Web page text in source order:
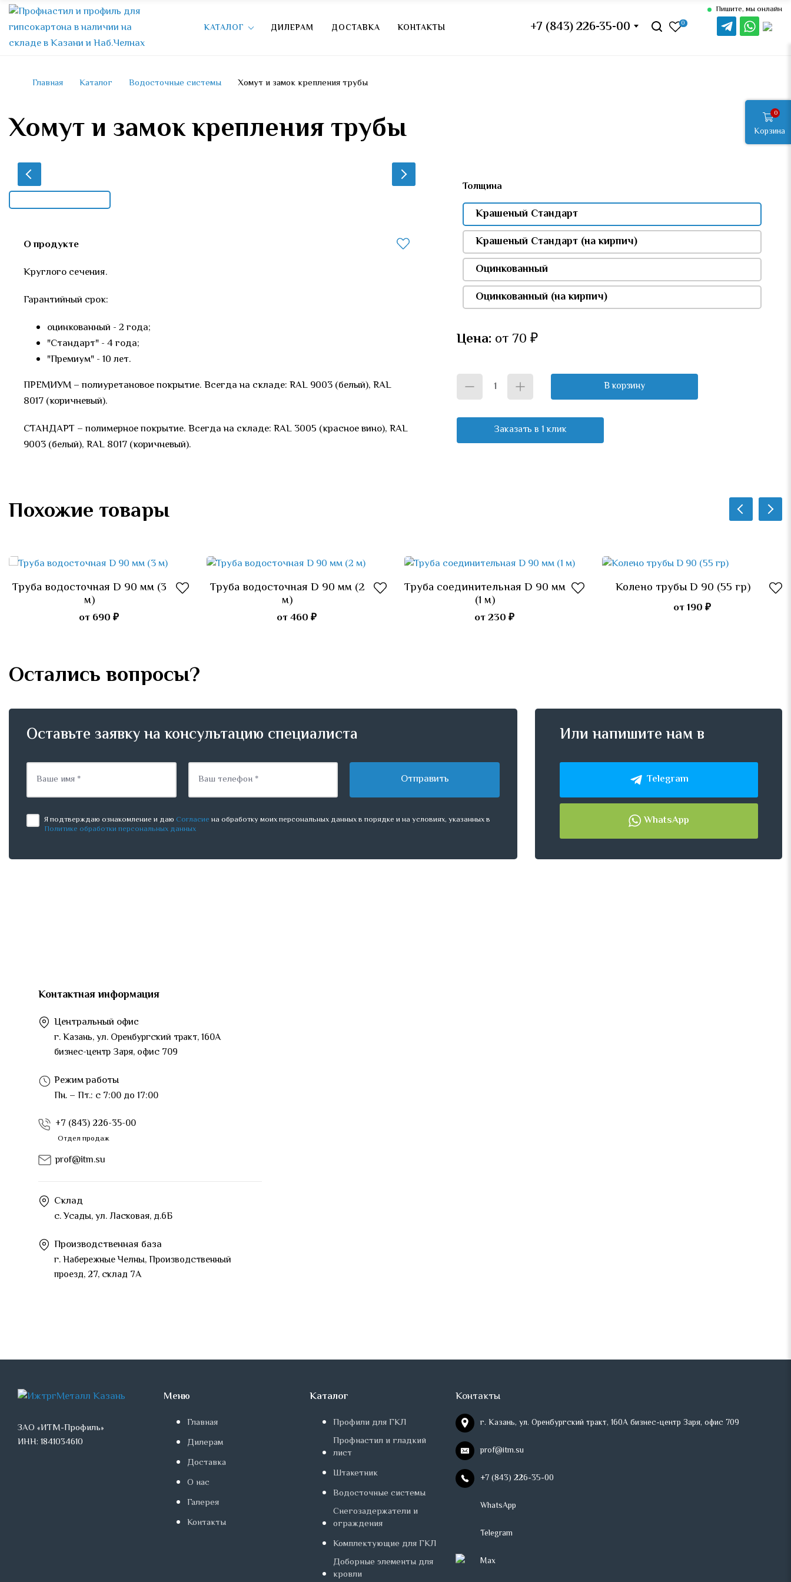
0
Корзина
КАТАЛОГ ДИЛЕРАМ ДОСТАВКА КОНТАКТЫ
Пишите, мы онлайн
+7 (843) 226-35-00 0
Главная Каталог Водосточные системы Хомут и замок крепления трубы
Хомут и замок крепления трубы
О продукте
Круглого сечения.
Гарантийный срок:
оцинкованный - 2 года;
"Стандарт" - 4 года;
"Премиум" - 10 лет.
ПРЕМИУМ – полиуретановое покрытие. Всегда на складе: RAL 9003 (белый), RAL
8017 (коричневый).
СТАНДАРТ – полимерное покрытие. Всегда на складе: RAL 3005 (красное вино), RAL
9003 (белый), RAL 8017 (коричневый).
Толщина
Крашеный Стандарт
Крашеный Стандарт (на кирпич)
Оцинкованный
Оцинкованный (на кирпич)
Цена: от 70₽
В корзину
Заказать в 1 клик
Похожие товары
Подробнее
Труба водосточная D 90 мм (3
м)
от 690 ₽
Подробнее
Труба водосточная D 90 мм (2
м)
от 460 ₽
Подробнее
Труба соединительная D 90 мм
(1 м)
от 230 ₽
Подробнее
Колено трубы D 90 (55 гр)
от 190 ₽
Остались вопросы?
Оставьте заявку на консультацию специалиста
Отправить
Я подтверждаю ознакомление и даю Согласие на обработку моих персональных данных в порядке и на условиях, указанных в
Политике обработки персональных данных
Или напишите нам в
Telegram
WhatsApp
Контактная информация
Центральный офис
г. Казань, ул. Оренбургский тракт, 160А
бизнес-центр Заря, офис 709
Режим работы
Пн. – Пт.: с 7:00 до 17:00
+7 (843) 226-35-00
Отдел продаж
prof@itm.su
Склад
с. Усады, ул. Ласковая, д.6Б
Производственная база
г. Набережные Челны, Производственный
проезд, 27, склад 7А
ЗАО «ИТМ-Профиль»
ИНН: 1841034610
Меню
Главная
Дилерам
Доставка
О нас
Галерея
Контакты
Каталог
Профили для ГКЛ
Профнастил и гладкий
лист
Штакетник
Водосточные системы
Снегозадержатели и
ограждения
Комплектующие для ГКЛ
Доборные элементы для
кровли
Контакты
г. Казань, ул. Оренбургский тракт, 160А бизнес-центр Заря, офис 709
prof@itm.su
+7 (843) 226-35-00
WhatsApp
Telegram
Max